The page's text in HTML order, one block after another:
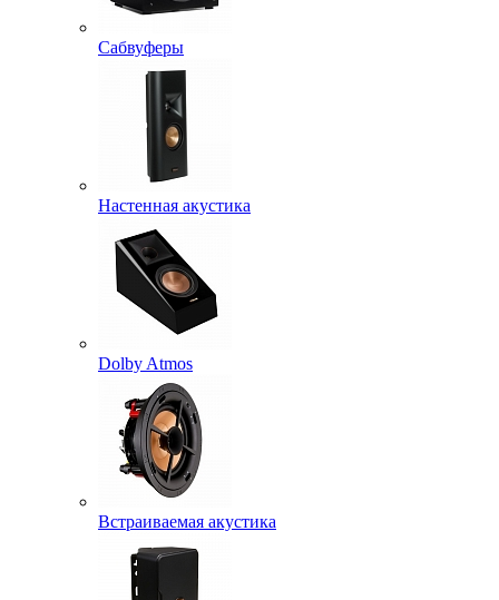
Сабвуферы
Настенная акустика
Dolby Atmos
Встраиваемая акустика